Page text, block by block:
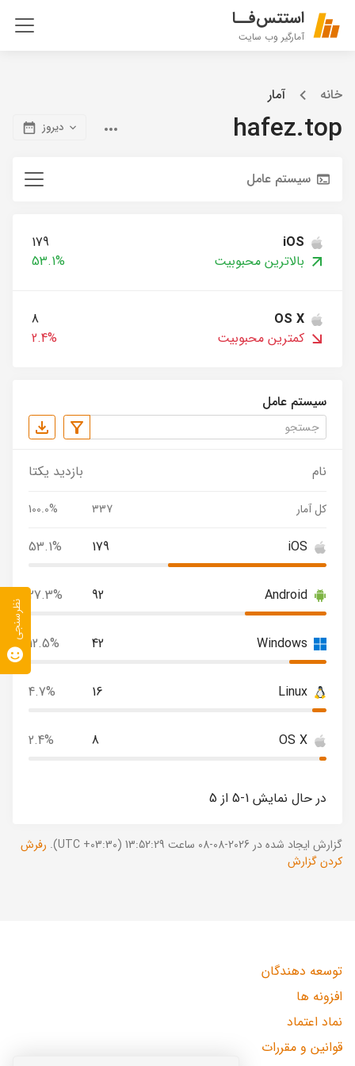
استتس‌فــا
آمارگیر وب سایت
خانه آمار
hafez.top دیروز
سیستم عامل
iOS
179
بالاترین محبوبیت
53.1%
OS X
8
کمترین محبوبیت
2.4%
سیستم عامل
نام بازدید یکتا
کل آمار 337
100.0%
iOS
179
53.1%
Android
92
27.3%
Windows
42
12.5%
Linux
16
4.7%
OS X
8
2.4%
در حال نمایش 1-5 از 5
گزارش ایجاد شده در 2026-08-08 ساعت 13:52:29 (UTC +03:30).
رفرش
کردن گزارش
توسعه دهندگان
افزونه ها
نماد اعتماد
قوانین و مقررات
نظرسنجی